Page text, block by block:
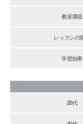
教室環境
レッスンの
学習効果
20代